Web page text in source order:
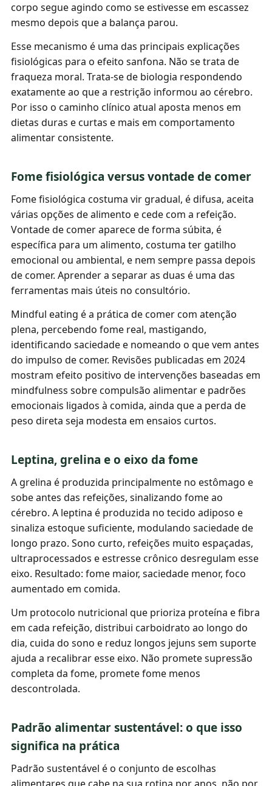
corpo segue agindo como se estivesse em escassez
mesmo depois que a balança parou.
Esse mecanismo é uma das principais explicações
fisiológicas para o efeito sanfona. Não se trata de
fraqueza moral. Trata-se de biologia respondendo
exatamente ao que a restrição informou ao cérebro.
Por isso o caminho clínico atual aposta menos em
dietas duras e curtas e mais em comportamento
alimentar consistente.
Fome fisiológica versus vontade de comer
Fome fisiológica costuma vir gradual, é difusa, aceita
várias opções de alimento e cede com a refeição.
Vontade de comer aparece de forma súbita, é
específica para um alimento, costuma ter gatilho
emocional ou ambiental, e nem sempre passa depois
de comer. Aprender a separar as duas é uma das
ferramentas mais úteis no consultório.
Mindful eating é a prática de comer com atenção
plena, percebendo fome real, mastigando,
identificando saciedade e nomeando o que vem antes
do impulso de comer. Revisões publicadas em 2024
mostram efeito positivo de intervenções baseadas em
mindfulness sobre compulsão alimentar e padrões
emocionais ligados à comida, ainda que a perda de
peso direta seja modesta em ensaios curtos.
Leptina, grelina e o eixo da fome
A grelina é produzida principalmente no estômago e
sobe antes das refeições, sinalizando fome ao
cérebro. A leptina é produzida no tecido adiposo e
sinaliza estoque suficiente, modulando saciedade de
longo prazo. Sono curto, refeições muito espaçadas,
ultraprocessados e estresse crônico desregulam esse
eixo. Resultado: fome maior, saciedade menor, foco
aumentado em comida.
Um protocolo nutricional que prioriza proteína e fibra
em cada refeição, distribui carboidrato ao longo do
dia, cuida do sono e reduz longos jejuns sem suporte
ajuda a recalibrar esse eixo. Não promete supressão
completa da fome, promete fome menos
descontrolada.
Padrão alimentar sustentável: o que isso
significa na prática
Padrão sustentável é o conjunto de escolhas